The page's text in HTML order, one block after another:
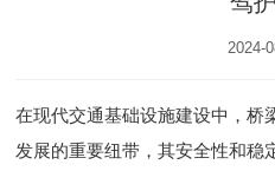
2024-
在现代交通基础设施建设中，桥
发展的重要纽带，其安全性和稳